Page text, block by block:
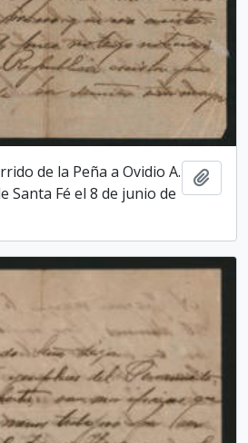
de la Peña a Ovidio A.
Santa Fé el 8 de junio de